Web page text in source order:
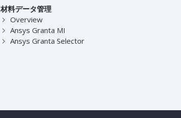
材料データ管理
Overview
Ansys Granta MI
Ansys Granta Selector